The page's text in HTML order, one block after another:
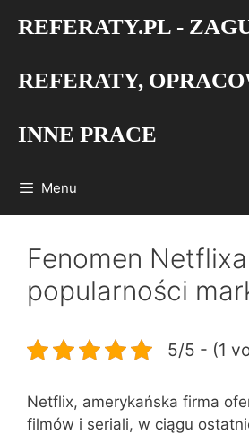
REFERATY.PL -
REFERATY,
INNE PRACE
Menu
Fenomen
popularności
5/5 - (1
Netflix, amerykańska firma
filmów i seriali, w ciągu